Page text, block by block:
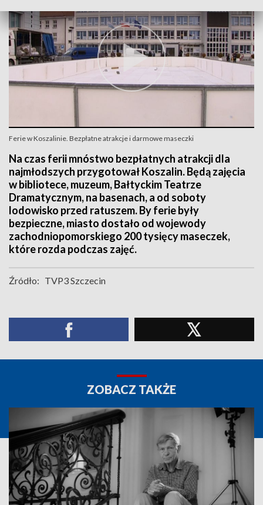
Ferie w Koszalinie. Bezpłatne atrakcje i darmowe maseczki
Na czas ferii mnóstwo bezpłatnych atrakcji dla
najmłodszych przygotował Koszalin. Będą zajęcia
w bibliotece, muzeum, Bałtyckim Teatrze
Dramatycznym, na basenach, a od soboty
lodowisko przed ratuszem. By ferie były
bezpieczne, miasto dostało od wojewody
zachodniopomorskiego 200 tysięcy maseczek,
które rozda podczas zajęć.
Źródło: TVP3 Szczecin
ZOBACZ TAKŻE